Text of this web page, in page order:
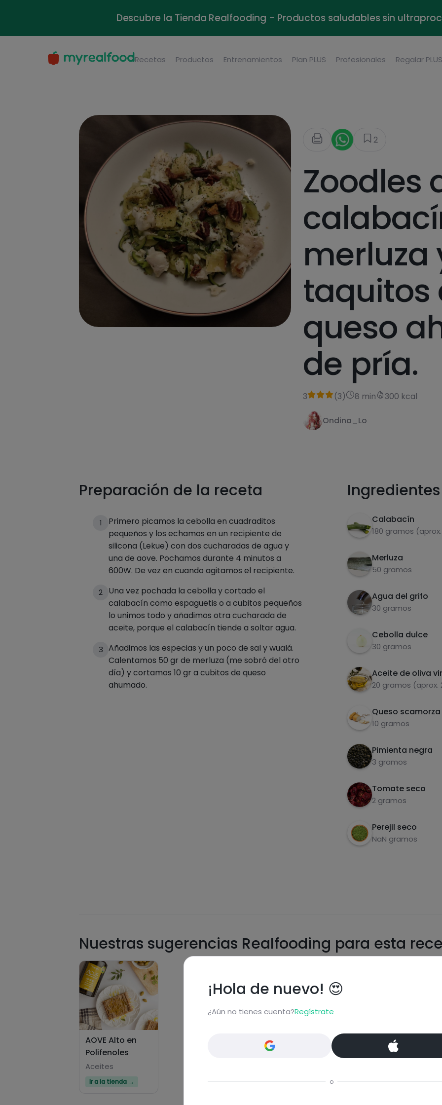
Descubre la Tienda Realfooding - Productos saludables sin
Recetas Productos Entrenamientos Plan PLUS Profesionales Regalar
2
Zoodles
merluza
taquitos
queso
de pría.
3 (3) 8 min 300 kcal
Ondina_Lo
Preparación de la receta
1
Primero picamos la cebolla en cuadraditos
pequeños y los echamos en un recipiente de
silicona (Lekue) con dos cucharadas de agua y
una de aove. Pochamos durante 4 minutos a
600W. De vez en cuando agitamos el recipiente.
2
Una vez pochada la cebolla y cortado el
calabacín como espaguetis o a cubitos pequeños
lo unimos todo y añadimos otra cucharada de
aceite, porque el calabacín tiende a soltar agua.
3 Añadimos las especias y un poco de sal y wualá.
Calentamos 50 gr de merluza (me sobró del otro
día) y cortamos 10 gr a cubitos de queso
ahumado.
Ingredientes
Calabacín
180 gramos
Merluza
50 gramos
Agua del grifo
30 gramos
Cebolla dulce
30 gramos
Aceite de oliva
20 gramos
Queso scamorza
10 gramos
Pimienta negra
3 gramos
Tomate seco
2 gramos
Perejil seco
NaN gramos
Nuestras sugerencias Realfooding para esta
AOVE Alto en
Polifenoles
Aceites
Ir a la tienda →
¡Hola de nuevo! 😍
¿Aún no tienes cuenta?Regístrate
o